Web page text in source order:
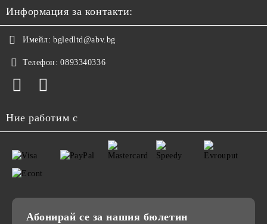
Информация за контакти:
Имейл: bgledltd@abv.bg
Телефон: 0893340336
Ние работим с
Абонирай се за нашия бюлетин